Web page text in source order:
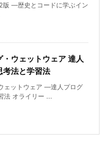
版 ―歴史とコードに学ぶイン
・ウェットウェア 達人
考法と学習法
ェットウェア ―達人プログ
法 オライリー ...